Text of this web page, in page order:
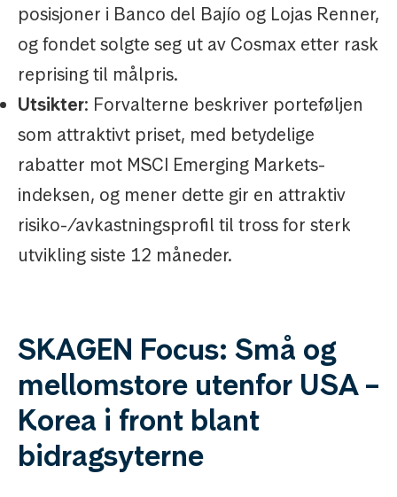
posisjoner i Banco del Bajío og Lojas Renner,
og fondet solgte seg ut av Cosmax etter rask
reprising til målpris.
Utsikter: Forvalterne beskriver porteføljen
som attraktivt priset, med betydelige
rabatter mot MSCI Emerging Markets-
indeksen, og mener dette gir en attraktiv
risiko-/avkastningsprofil til tross for sterk
utvikling siste 12 måneder.
SKAGEN Focus: Små og
mellomstore utenfor USA –
Korea i front blant
bidragsyterne